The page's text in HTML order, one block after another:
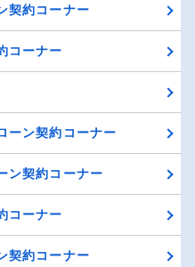
契約コーナー
コーナー
ーン契約コーナー
ン契約コーナー
コーナー
契約コーナー